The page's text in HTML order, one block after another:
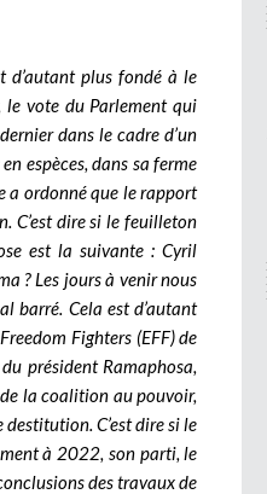
d’autant plus fondé à le
vote du Parlement qui
dans le cadre d’un
espèces, dans sa ferme
a ordonné que le rapport
C’est dire si le feuilleton
est la suivante : Cyril
? Les jours à venir nous
barré. Cela est d’autant
Fighters (EFF) de
président Ramaphosa,
la coalition au pouvoir,
C’est dire si le
à 2022, son parti, le
des travaux de